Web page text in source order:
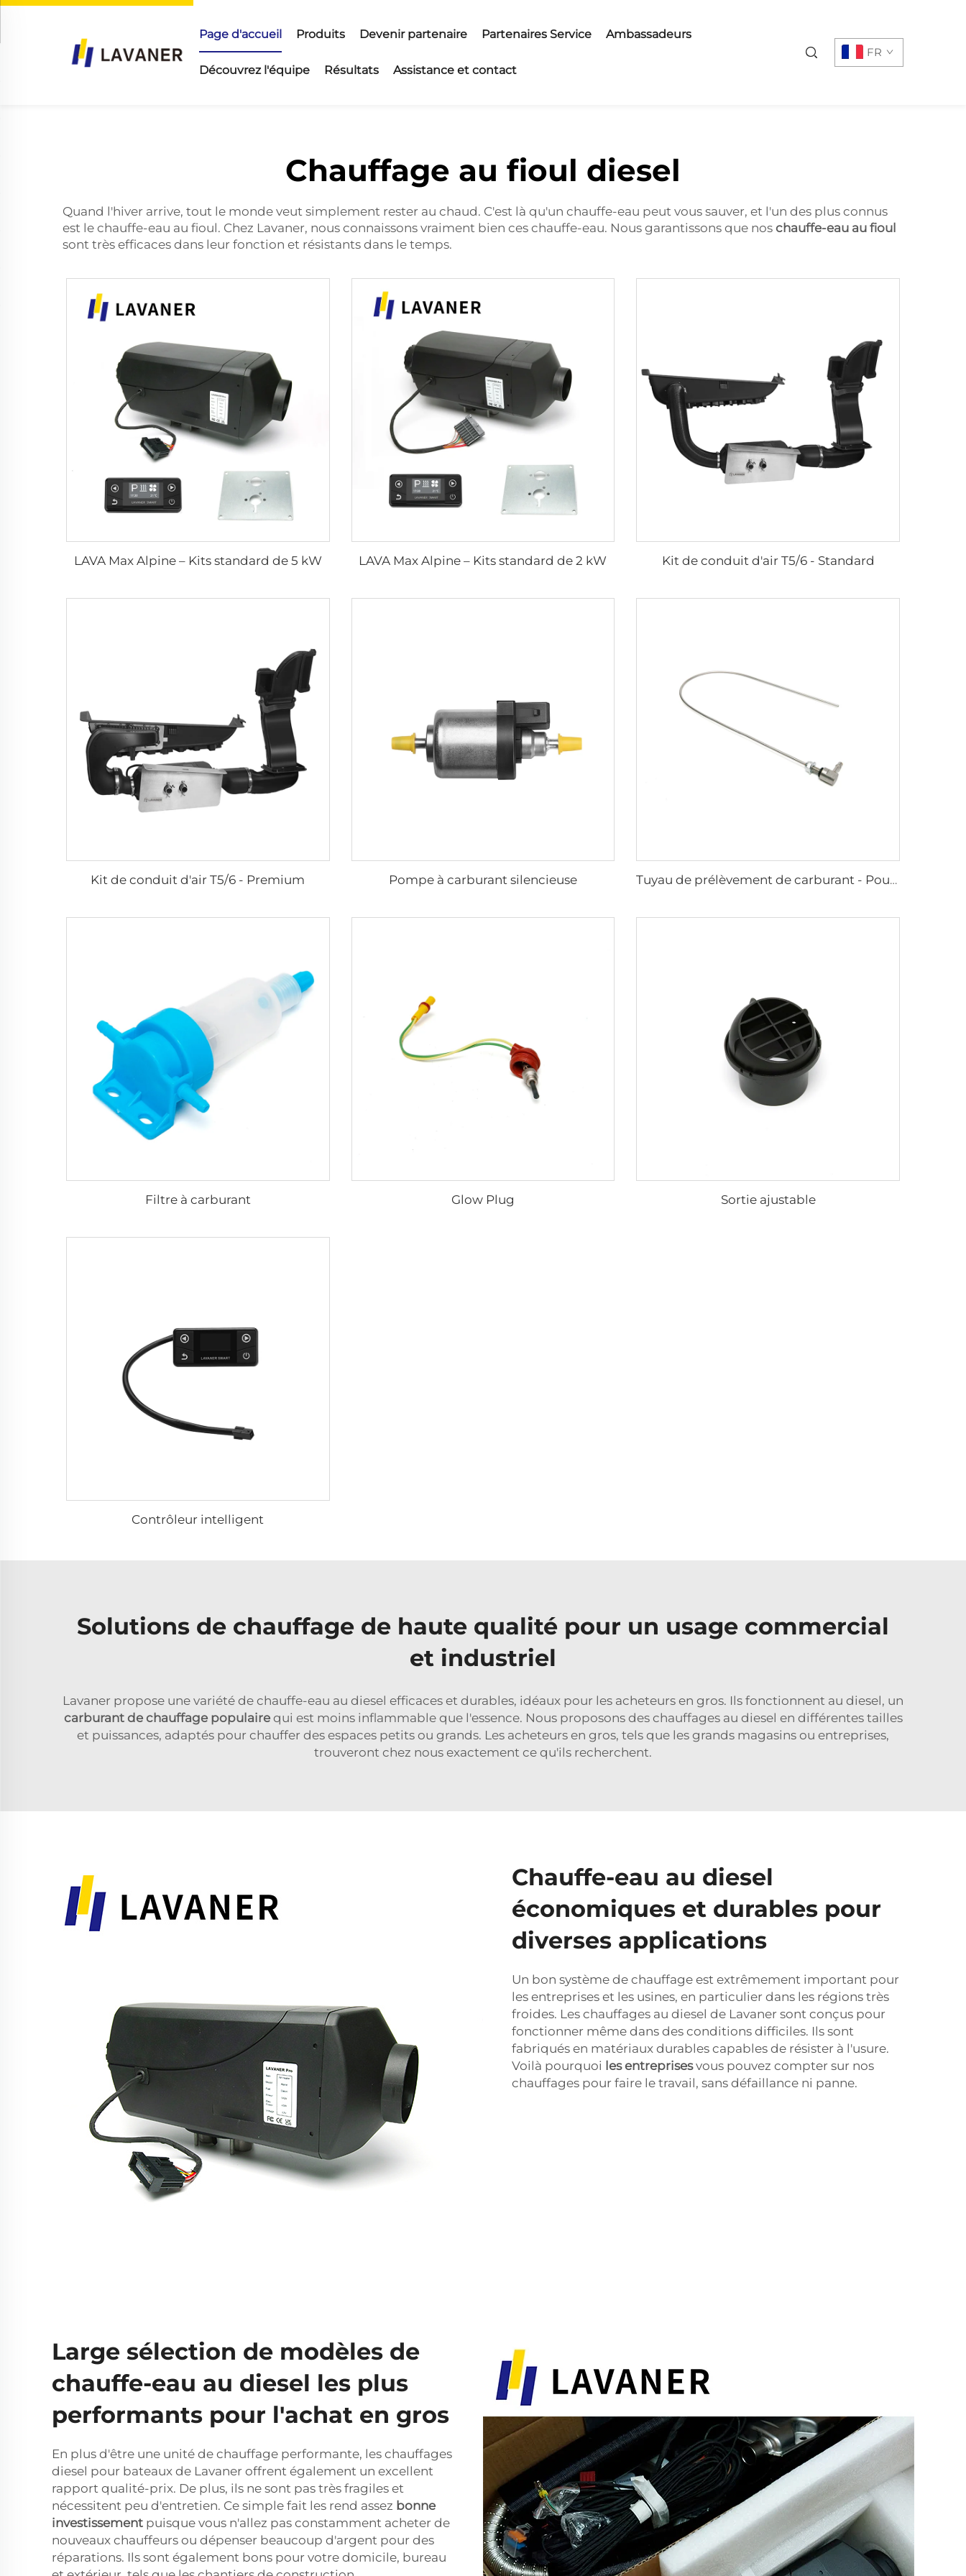
Page d'accueil Produits Devenir partenaire Partenaires Service Ambassadeurs
Découvrez l'équipe Résultats Assistance et contact
FR
Chauffage au fioul diesel
Quand l'hiver arrive, tout le monde veut simplement rester au chaud. C'est là qu'un chauffe-eau peut vous sauver, et l'un des plus connus
est le chauffe-eau au fioul. Chez Lavaner, nous connaissons vraiment bien ces chauffe-eau. Nous garantissons que nos chauffe-eau au fioul
sont très efficaces dans leur fonction et résistants dans le temps.
LAVA Max Alpine – Kits standard de 5 kW LAVA Max Alpine – Kits standard de 2 kW Kit de conduit d'air T5/6 - Standard
Kit de conduit d'air T5/6 - Premium Pompe à carburant silencieuse Tuyau de prélèvement de carburant - Pour voiture et fourgon
Filtre à carburant Glow Plug Sortie ajustable
Contrôleur intelligent
Solutions de chauffage de haute qualité pour un usage commercial
et industriel
Lavaner propose une variété de chauffe-eau au diesel efficaces et durables, idéaux pour les acheteurs en gros. Ils fonctionnent au diesel, un
carburant de chauffage populaire qui est moins inflammable que l'essence. Nous proposons des chauffages au diesel en différentes tailles
et puissances, adaptés pour chauffer des espaces petits ou grands. Les acheteurs en gros, tels que les grands magasins ou entreprises,
trouveront chez nous exactement ce qu'ils recherchent.
Chauffe-eau au diesel
économiques et durables pour
diverses applications
Un bon système de chauffage est extrêmement important pour
les entreprises et les usines, en particulier dans les régions très
froides. Les chauffages au diesel de Lavaner sont conçus pour
fonctionner même dans des conditions difficiles. Ils sont
fabriqués en matériaux durables capables de résister à l'usure.
Voilà pourquoi les entreprisesvous pouvez compter sur nos
chauffages pour faire le travail, sans défaillance ni panne.
Large sélection de modèles de
chauffe-eau au diesel les plus
performants pour l'achat en gros
En plus d'être une unité de chauffage performante, les chauffages
diesel pour bateaux de Lavaner offrent également un excellent
rapport qualité-prix. De plus, ils ne sont pas très fragiles et
nécessitent peu d'entretien. Ce simple fait les rend assez bonne
investissement puisque vous n'allez pas constamment acheter de
nouveaux chauffeurs ou dépenser beaucoup d'argent pour des
réparations. Ils sont également bons pour votre domicile, bureau